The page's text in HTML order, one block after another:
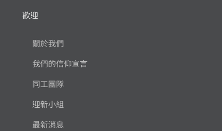
歡迎
關於我們
我們的信仰宣言
同工團隊
迎新小組
最新消息